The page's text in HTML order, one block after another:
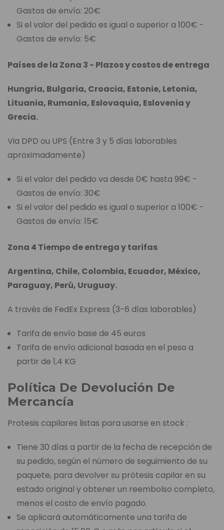
Gastos de envío: 20€
Si el valor del pedido es igual o superior a 100€ -
Gastos de envío: 5€
Países de la Zona 3 - Plazos y costos de entrega
Hungria, Bulgaria, Croacia, Estonie, Letonia,
Lituania, Rumania, Eslovaquia, Eslovenia y
Grecia.
Via DPD ou UPS (Entre 3 y 5 días laborables
aproximadamente)
Si el valor del pedido va desde 0€ hasta 99€ -
Gastos de envío: 30€
Si el valor del pedido es igual o superior a 100€ -
Gastos de envío: 15€
Zona 4 Tiempo de entrega y tarifas
Argentina, Chile, Colombia, Ecuador, México,
Paraguay, Perú, Uruguay.
A través de FedEx Express (3-6 días laborables)
Tarifa de envío base de 45 euros
Tarifa de envío adicional basada en el peso a
partir de 1,4 KG
Política De Devolución De
Mercancía
Protesis capilares listas para usarse en stock :
Tiene 30 días a partir de la fecha de recepción de
su pedido, según el número de seguimiento de su
paquete, para devolver su prótesis capilar en su
estado original y obtener un reembolso completo,
menos el costo de envío pagado.
Se aplicará automáticamente una tarifa de